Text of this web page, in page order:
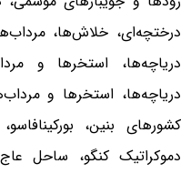
درختچه‌ای، خلاش‌ها،
دریاچه‌ها، استخرها و
دریاچه‌ها، استخرها و
کشورهای بنین،
دموکراتیک کنگو، ساحل